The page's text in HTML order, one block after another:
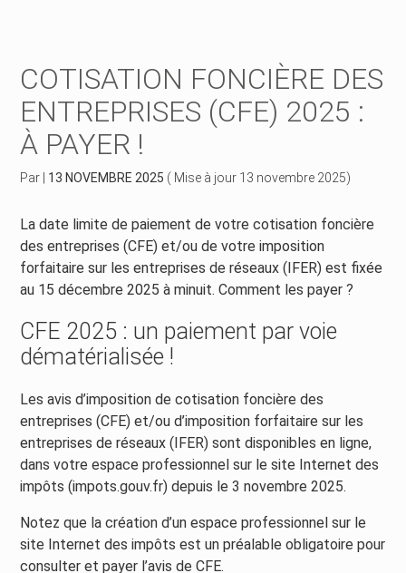
Développer votre entreprise
Construire votre patrimoine
Être prêt pour la facturation électronique
Gérer vos ressources humaines
Dématérialiser vos documents
COTISATION FONCIÈRE DES
ENTREPRISES (CFE) 2025 :
À PAYER !
Par 13 NOVEMBRE 2025 ( Mise à jour 13 novembre 2025)
La date limite de paiement de votre cotisation foncière
des entreprises (CFE) et/ou de votre imposition
forfaitaire sur les entreprises de réseaux (IFER) est fixée
au 15 décembre 2025 à minuit. Comment les payer ?
CFE 2025 : un paiement par voie
dématérialisée !
Les avis d’imposition de cotisation foncière des
entreprises (CFE) et/ou d’imposition forfaitaire sur les
entreprises de réseaux (IFER) sont disponibles en ligne,
dans votre espace professionnel sur le site Internet des
impôts (impots.gouv.fr) depuis le 3 novembre 2025.
Notez que la création d’un espace professionnel sur le
site Internet des impôts est un préalable obligatoire pour
consulter et payer l’avis de CFE.